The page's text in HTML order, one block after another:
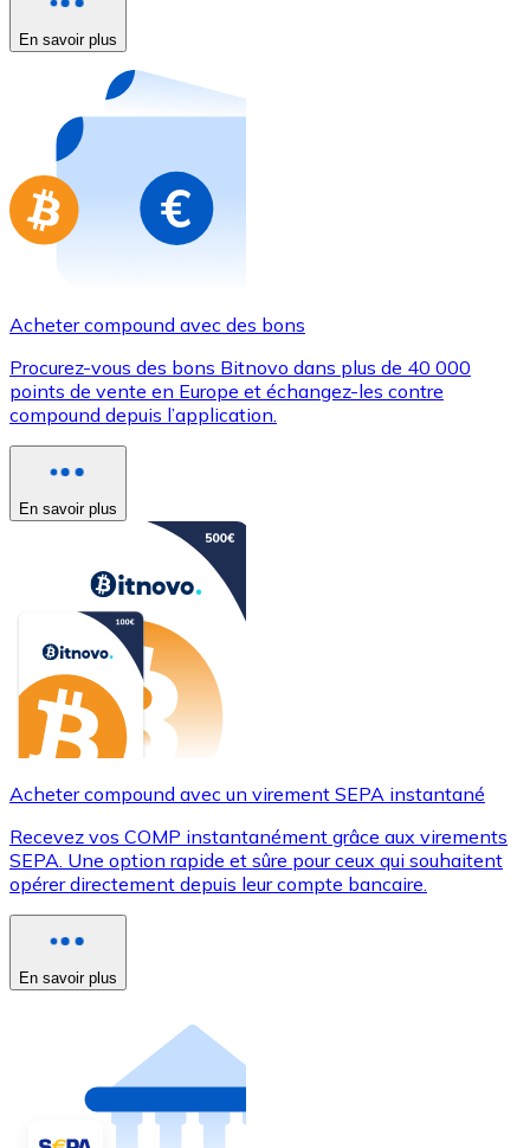
Nouveau
Achetez des cartes-cadeaux de vos marques
Aller à la boutique de cartes-cadeaux
En savoir plus
Acheter compound avec des bons
Procurez-vous des bons Bitnovo dans plus de 40 000
points de vente en Europe et échangez-les contre
compound depuis l’application.
En savoir plus
Acheter compound avec un virement SEPA instantané
Recevez vos COMP instantanément grâce aux virements
SEPA. Une option rapide et sûre pour ceux qui souhaitent
opérer directement depuis leur compte bancaire.
En savoir plus